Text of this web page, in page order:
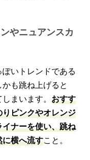
やニュアンスカ
いトレンドである
も跳ね上げると
まいます。 おすす
ピンクやオレンジ
ナーを使い、跳ね
横へ流すこと。